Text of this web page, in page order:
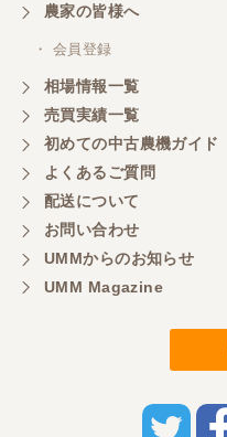
農家の皆様へ
・ 会員登録
相場情報一覧
売買実績一覧
初めての中古農機ガイド
よくあるご質問
配送について
お問い合わせ
UMMからのお知らせ
UMM Magazine